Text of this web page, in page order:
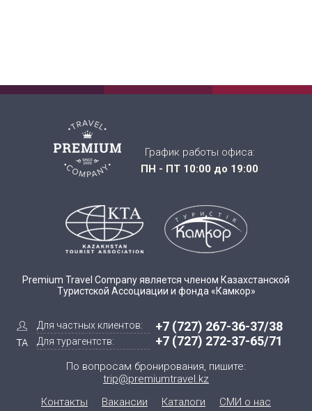
График работы офиса:
ПН - ПТ 10:00 до 19:00
Premium Travel Company является членом Казахстанской
Туристской Ассоциации и фонда «Камкор»
Для частных клиентов:
Для турагентств:
+7 (727) 267-36-37/38
+7 (727) 272-37-65/71
По вопросам бронирования, пишите:
trip@premiumtravel.kz
Контакты
Вакансии Каталоги СМИ о нас